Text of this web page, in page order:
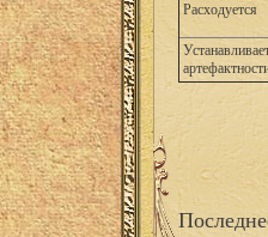
Расходуется